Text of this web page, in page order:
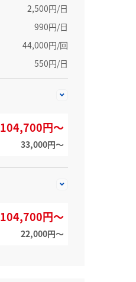
2,500円/日
990円/日
44,000円/回
550円/日
104,700円～
33,000円〜
104,700円～
22,000円〜